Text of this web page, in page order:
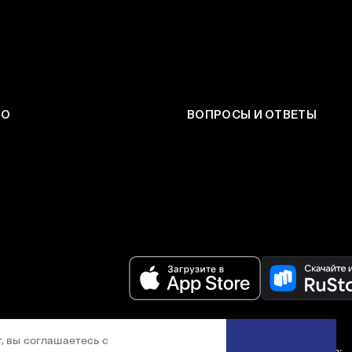
ВОПРОСЫ И ОТВЕТЫ
вы соглашаетесь с